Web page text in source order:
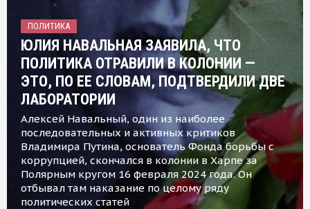
ПОЛИТИКА
ЮЛИЯ НАВАЛЬНАЯ ЗАЯВИЛА, ЧТО
ПОЛИТИКА ОТРАВИЛИ В КОЛОНИИ —
ЭТО, ПО ЕЕ СЛОВАМ, ПОДТВЕРДИЛИ ДВЕ
ЛАБОРАТОРИИ
Алексей Навальный, один из наиболее
последовательных и активных критиков
Владимира Путина, основатель Фонда борьбы с
коррупцией, скончался в колонии в Харпе за
Полярным кругом 16 февраля 2024 года. Он
отбывал там наказание по целому ряду
политических статей